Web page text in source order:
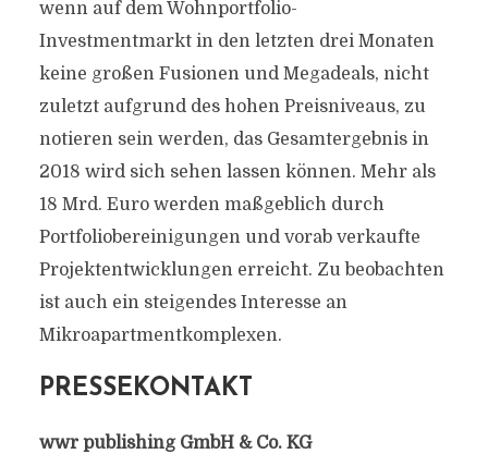
wenn auf dem Wohnportfolio-
Investmentmarkt in den letzten drei Monaten
keine großen Fusionen und Megadeals, nicht
zuletzt aufgrund des hohen Preisniveaus, zu
notieren sein werden, das Gesamtergebnis in
2018 wird sich sehen lassen können. Mehr als
18 Mrd. Euro werden maßgeblich durch
Portfoliobereinigungen und vorab verkaufte
Projektentwicklungen erreicht. Zu beobachten
ist auch ein steigendes Interesse an
Mikroapartmentkomplexen.
PRESSEKONTAKT
wwr publishing GmbH & Co. KG